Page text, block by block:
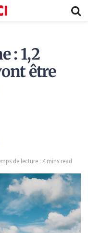
: 1,2
être
de lecture : 4 mins read